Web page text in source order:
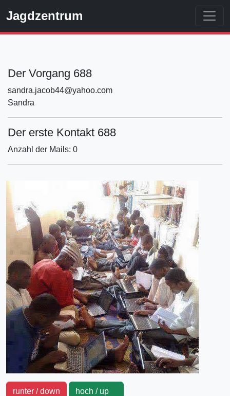
Jagdzentrum
Der Vorgang 688
sandra.jacob44@yahoo.com
Sandra
Der erste Kontakt 688
Anzahl der Mails: 0
runter / down hoch / up